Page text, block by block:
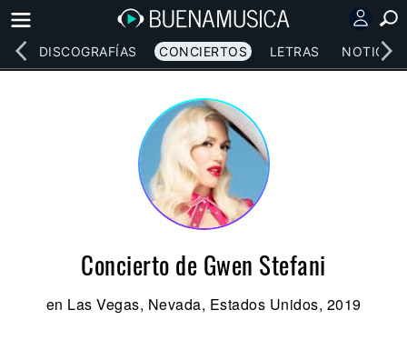
DISCOGRAFÍAS CONCIERTOS LETRAS NOTICIAS
Concierto de Gwen Stefani
en Las Vegas, Nevada, Estados Unidos, 2019